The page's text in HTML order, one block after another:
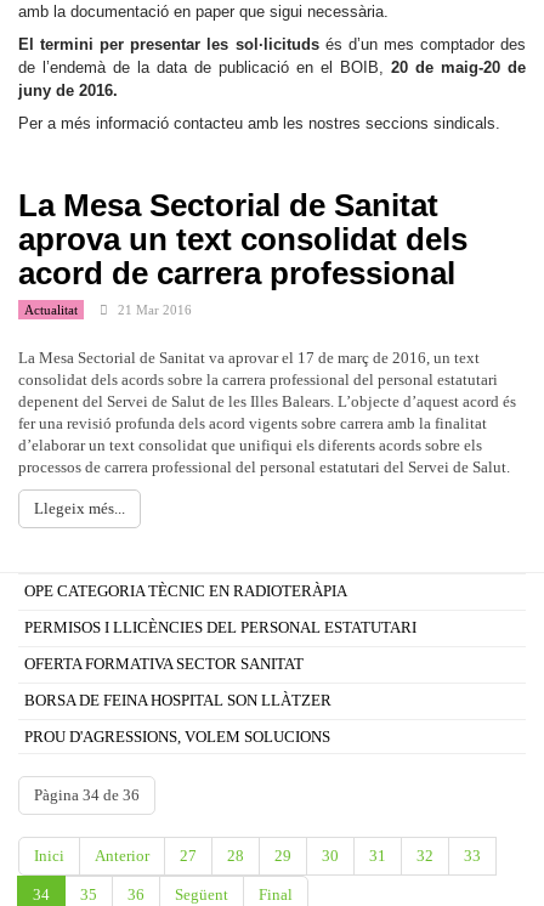
amb la documentació en paper que sigui necessària.
El termini per presentar les sol·licitudsés d’un mes comptador des
de l’endemà de la data de publicació en el BOIB, 20 de maig-20 de
juny de 2016.
Per a més informació contacteu amb les nostres seccions sindicals.
La Mesa Sectorial de Sanitat
aprova un text consolidat dels
acord de carrera professional
Actualitat 21 Mar 2016
La Mesa Sectorial de Sanitat va aprovar el 17 de març de 2016, un text
consolidat dels acords sobre la carrera professional del personal estatutari
depenent del Servei de Salut de les Illes Balears. L’objecte d’aquest acord és
fer una revisió profunda dels acord vigents sobre carrera amb la finalitat
d’elaborar un text consolidat que unifiqui els diferents acords sobre els
processos de carrera professional del personal estatutari del Servei de Salut.
Llegeix més...
OPE CATEGORIA TÈCNIC EN RADIOTERÀPIA
PERMISOS I LLICÈNCIES DEL PERSONAL ESTATUTARI
OFERTA FORMATIVA SECTOR SANITAT
BORSA DE FEINA HOSPITAL SON LLÀTZER
PROU D'AGRESSIONS, VOLEM SOLUCIONS
Pàgina 34 de 36
Inici Anterior 27 28 29 30 31 32 33
34 35 36 Següent Final